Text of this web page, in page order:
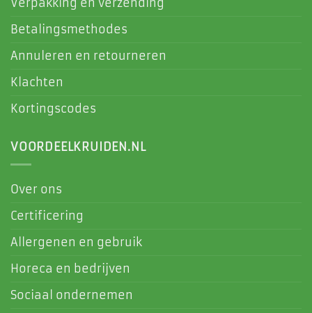
Verpakking en verzending
Betalingsmethodes
Annuleren en retourneren
Klachten
Kortingscodes
VOORDEELKRUIDEN.NL
Over ons
Certificering
Allergenen en gebruik
Horeca en bedrijven
Sociaal ondernemen